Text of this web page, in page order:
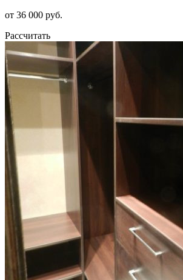
от 36 000 руб.
Рассчитать